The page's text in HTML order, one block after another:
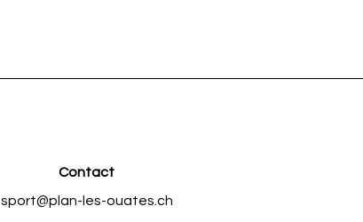
Contact
sport@plan-les-ouates.ch